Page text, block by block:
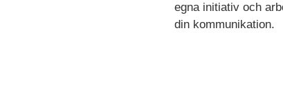
egna initiativ och
din kommunikation.